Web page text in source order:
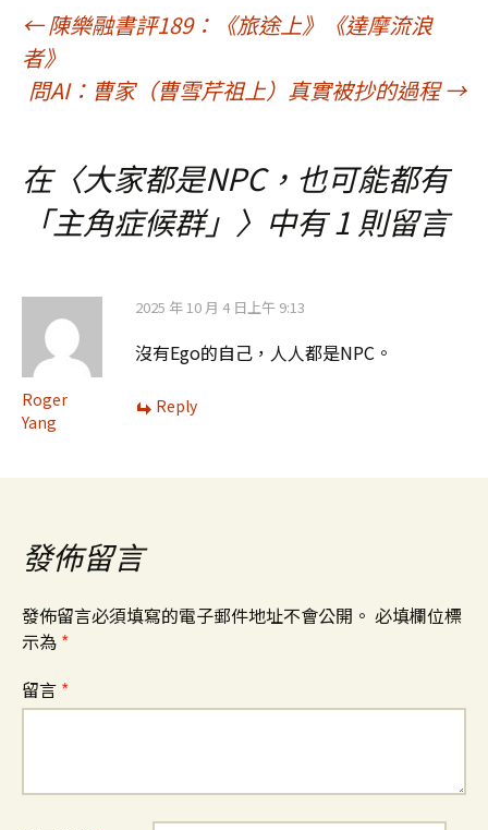
文
章
導
覽
←陳樂融書評189：《旅途上》《達摩流浪
者》
問AI：曹家（曹雪芹祖上）真實被抄的過程→
在〈大家都是NPC，也可能都有
「主角症候群」 〉中有 1 則留言
Roger
Yang
2025 年 10 月 4 日上午 9:13
沒有Ego的自己，人人都是NPC。
Reply
發佈留言
發佈留言必須填寫的電子郵件地址不會公開。 必填欄位標
示為 *
留言 *